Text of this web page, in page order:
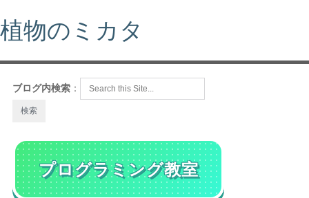
植物のミカタ
ブログ内検索 ：
プログラミング教室